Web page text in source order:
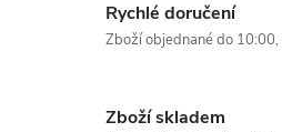
Rychlé doručení
Zboží objednané do
Zboží skladem